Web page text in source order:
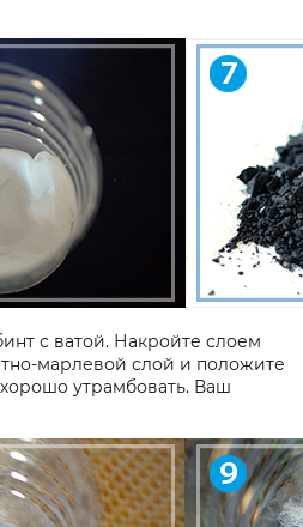
с ватой. Накройте слоем
марлевой слой и положите
утрамбовать. Ваш